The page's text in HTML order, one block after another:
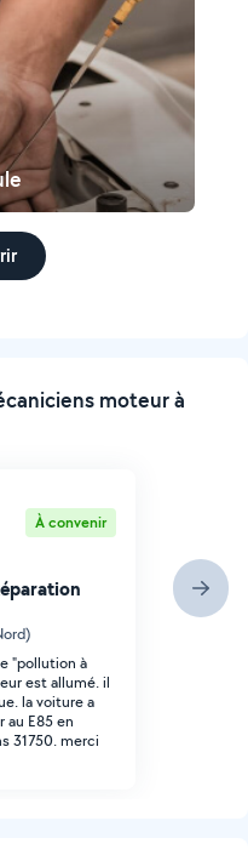
moteur à
À convenir
"pollution à
est allumé. il
la voiture a
au E85 en
31750. merci